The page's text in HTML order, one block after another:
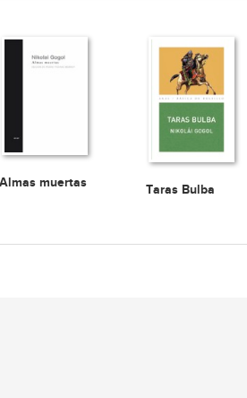
Almas muertas Taras Bulba